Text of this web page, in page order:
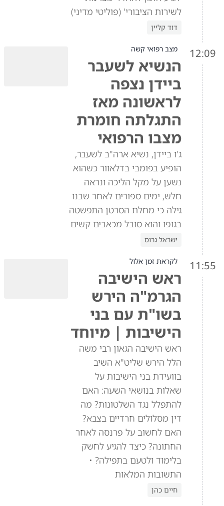
לשירות הציבורי' (פוליטי מדיני)
דוד קליין
12:09 מצב רפואי קשה
הנשיא לשעבר
ביידן נצפה
לראשונה מאז
התגלתה חומרת
מצבו הרפואי
ג'ו ביידן, נשיא ארה"ב לשעבר,
הופיע בפומבי בדלאוור כשהוא
נשען על מקל הליכה ונראה
חלש, ימים ספורים לאחר שבנו
גילה כי מחלת הסרטן התפשטה
בגופו והוא סובל מכאבים קשים
ישראל גרוס
11:55 לקראת זמן אלול
ראש הישיבה
הגרמ"ה הירש
בשו"ת עם בני
הישיבות | מיוחד
ראש הישיבה הגאון רבי משה
הלל הירש שליט"א השיב
בוועידת בני הישיבות על
שאלות בנושאי השעה: האם
להתפלל נגד השלטונות? מה
דין מסלולים חרדיים בצבא?
האם לחשוב על פרנסה לאחר
החתונה? כיצד להגיע לחשק
בלימוד ולטעם בתפילה? •
התשובות המלאות
חיים כהן